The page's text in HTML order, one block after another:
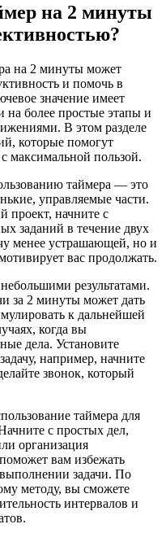
на 2 минуты
на 2 минуты может
и помочь в
значение имеет
на более простые этапы и
В этом разделе
которые помогут
максимальной пользой.
таймера — это
управляемые части.
проект, начните с
заданий в течение двух
менее устрашающей, но и
вас продолжать.
результатами.
за 2 минуты может дать
к дальнейшей
когда вы
дела. Установите
например, начните
звонок, который
таймера для
с простых дел,
организация
вам избежать
задачи. По
методу, вы сможете
интервалов и